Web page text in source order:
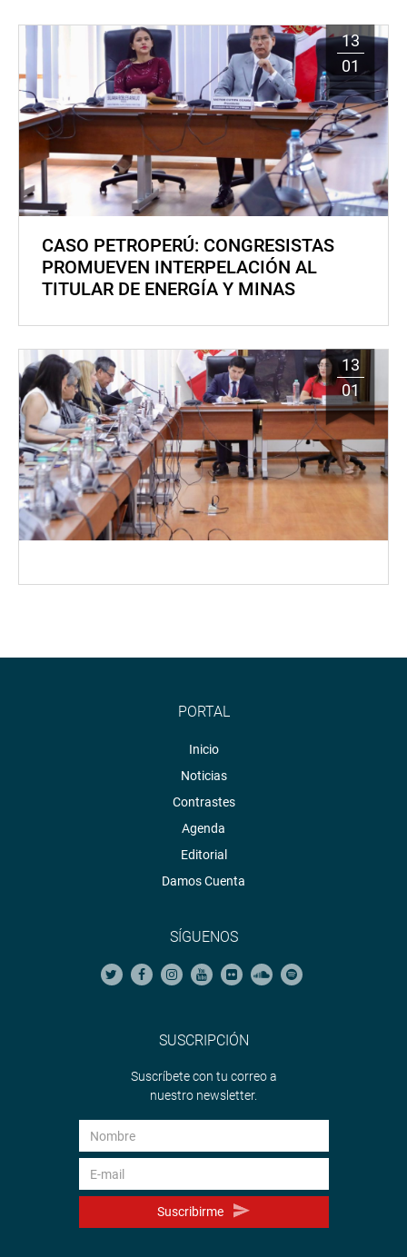
13
01
CASO PETROPERÚ: CONGRESISTAS
PROMUEVEN INTERPELACIÓN AL
TITULAR DE ENERGÍA Y MINAS
13
01
PORTAL
Inicio
Noticias
Contrastes
Agenda
Editorial
Damos Cuenta
SÍGUENOS
SUSCRIPCIÓN
Suscríbete con tu correo a
nuestro newsletter.
Suscribirme